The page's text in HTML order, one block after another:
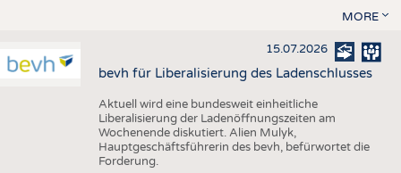
MORE
15.07.2026
bevh für Liberalisierung des Ladenschlusses
Aktuell wird eine bundesweit einheitliche
Liberalisierung der Ladenöffnungszeiten am
Wochenende diskutiert. Alien Mulyk,
Hauptgeschäftsführerin des bevh, befürwortet die
Forderung.